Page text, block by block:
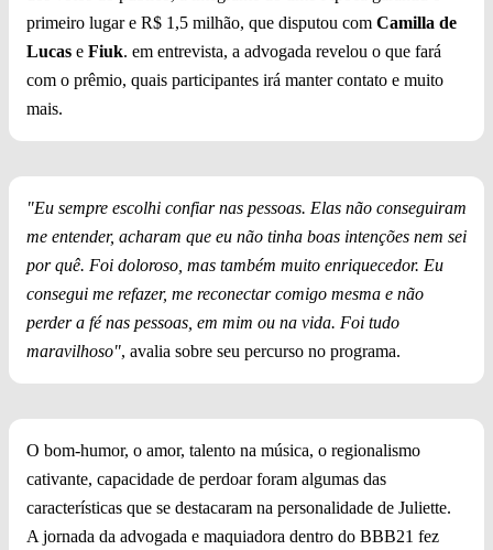
primeiro lugar e R$ 1,5 milhão, que disputou com Camilla de
Lucas e Fiuk. em entrevista, a advogada revelou o que fará
com o prêmio, quais participantes irá manter contato e muito
mais.
"Eu sempre escolhi confiar nas pessoas. Elas não conseguiram
me entender, acharam que eu não tinha boas intenções nem sei
por quê. Foi doloroso, mas também muito enriquecedor. Eu
consegui me refazer, me reconectar comigo mesma e não
perder a fé nas pessoas, em mim ou na vida. Foi tudo
maravilhoso", avalia sobre seu percurso no programa.
O bom-humor, o amor, talento na música, o regionalismo
cativante, capacidade de perdoar foram algumas das
características que se destacaram na personalidade de Juliette.
A jornada da advogada e maquiadora dentro do BBB21 fez